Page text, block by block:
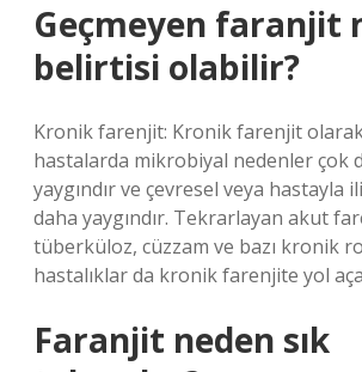
Geçmeyen faranjit
belirtisi olabilir?
Kronik farenjit: Kronik farenjit
hastalarda mikrobiyal nedenler çok
yaygındır ve çevresel veya hastayla
daha yaygındır. Tekrarlayan akut
tüberküloz, cüzzam ve bazı kronik
hastalıklar da kronik farenjite yol
Faranjit neden sık